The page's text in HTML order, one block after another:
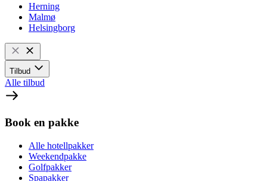
Herning
Malmø
Helsingborg
Tilbud
Alle tilbud
Book en pakke
Alle hotellpakker
Weekendpakke
Golfpakker
Spapakker